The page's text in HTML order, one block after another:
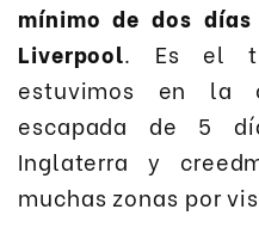
mínimo de dos
Liverpool. Es el
estuvimos en la
escapada de 5
Inglaterra y
muchas zonas por